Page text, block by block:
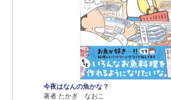
今夜はなんの魚かな？
著者 たかぎ なおこ